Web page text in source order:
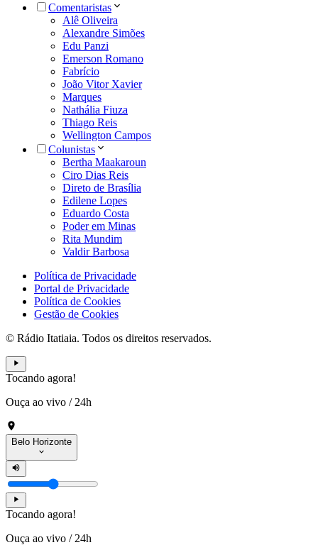
Comentaristas
Alê Oliveira
Alexandre Simões
Edu Panzi
Emerson Romano
Fabrício
João Vitor Xavier
Marques
Nathália Fiuza
Thiago Reis
Wellington Campos
Colunistas
Bertha Maakaroun
Ciro Dias Reis
Direto de Brasília
Edilene Lopes
Eduardo Costa
Poder em Minas
Rita Mundim
Valdir Barbosa
Política de Privacidade
Portal de Privacidade
Política de Cookies
Gestão de Cookies
© Rádio Itatiaia. Todos os direitos reservados.
Tocando agora!
Ouça ao vivo / 24h
Belo Horizonte
Tocando agora!
Ouça ao vivo / 24h